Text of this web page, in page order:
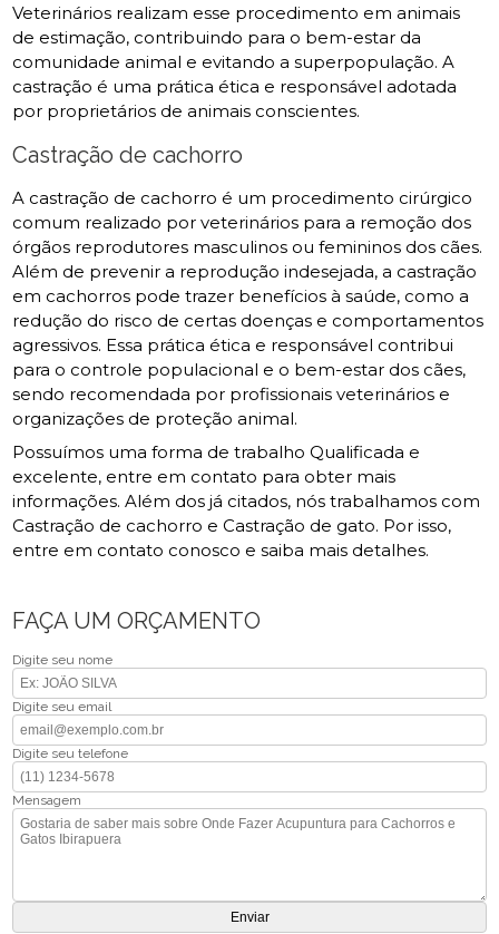
Veterinários realizam esse procedimento em animais
de estimação, contribuindo para o bem-estar da
comunidade animal e evitando a superpopulação. A
castração é uma prática ética e responsável adotada
por proprietários de animais conscientes.
Castração de cachorro
A castração de cachorro é um procedimento cirúrgico
comum realizado por veterinários para a remoção dos
órgãos reprodutores masculinos ou femininos dos cães.
Além de prevenir a reprodução indesejada, a castração
em cachorros pode trazer benefícios à saúde, como a
redução do risco de certas doenças e comportamentos
agressivos. Essa prática ética e responsável contribui
para o controle populacional e o bem-estar dos cães,
sendo recomendada por profissionais veterinários e
organizações de proteção animal.
Possuímos uma forma de trabalho Qualificada e
excelente, entre em contato para obter mais
informações. Além dos já citados, nós trabalhamos com
Castração de cachorro e Castração de gato. Por isso,
entre em contato conosco e saiba mais detalhes.
FAÇA UM ORÇAMENTO
Digite seu nome
Digite seu email
Digite seu telefone
Mensagem